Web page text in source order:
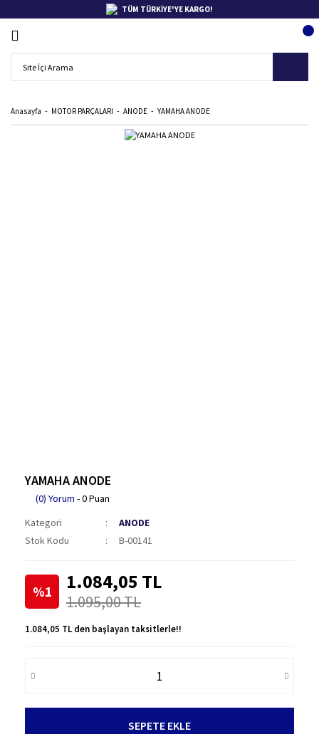
TÜM TÜRKİYE'YE KARGO!
Anasayfa MOTOR PARÇALARI ANODE YAMAHA ANODE
YAMAHA ANODE
(0) Yorum - 0 Puan
Kategori
ANODE
Stok Kodu
B-00141
%1 1.084,05 TL
1.095,00 TL
1.084,05 TL den başlayan taksitlerle!!
SEPETE EKLE